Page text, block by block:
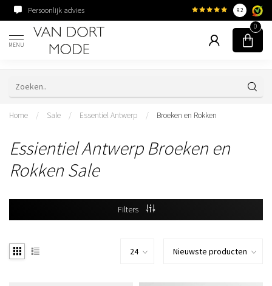
Persoonlijk advies Familiebedrijf sinds
9.2
MENU
0
Home / Sale / Essentiel Antwerp / Broeken en Rokken
Essientiel Antwerp Broeken en
Rokken Sale
Filters